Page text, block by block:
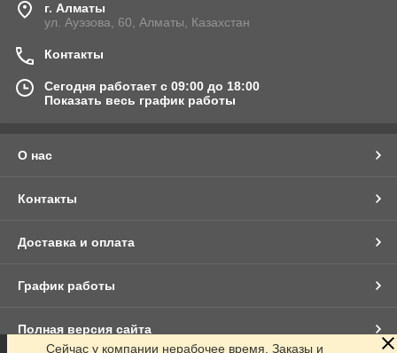
г. Алматы
ул. Ауэзова, 60, Алматы, Казахстан
Контакты
Сегодня работает с 09:00 до 18:00
Показать весь график работы
О нас
Контакты
Доставка и оплата
График работы
Полная версия сайта
Сейчас у компании нерабочее время. Заказы и